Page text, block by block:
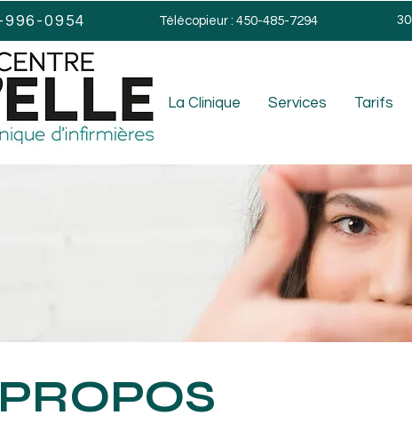
996-0954 Télécopieur : 450-485-7294
La Clinique Services Tarifs